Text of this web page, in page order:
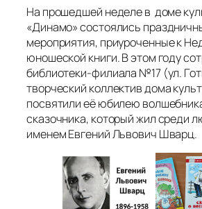
На прошедшей неделе в доме
«Динамо» состоялись
мероприятия, приуроченные к
юношеской книги. В этом году
библиотеки-филиала №17 (ул.
творческий коллектив дома
посвятили её юбилею
сказочника, который жил среди
именем Евгений Львович Шварц.